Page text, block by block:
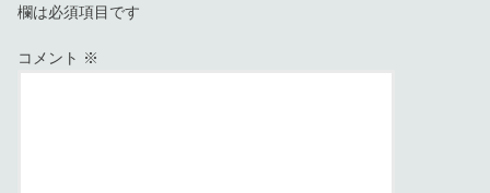
欄は必須項目です
コメント ※